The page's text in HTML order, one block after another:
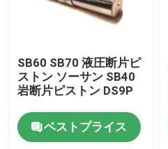
SB60 SB70 液圧断片ピ
ストン ソーサン SB40
岩断片ピストン DS9P
ベストプライス